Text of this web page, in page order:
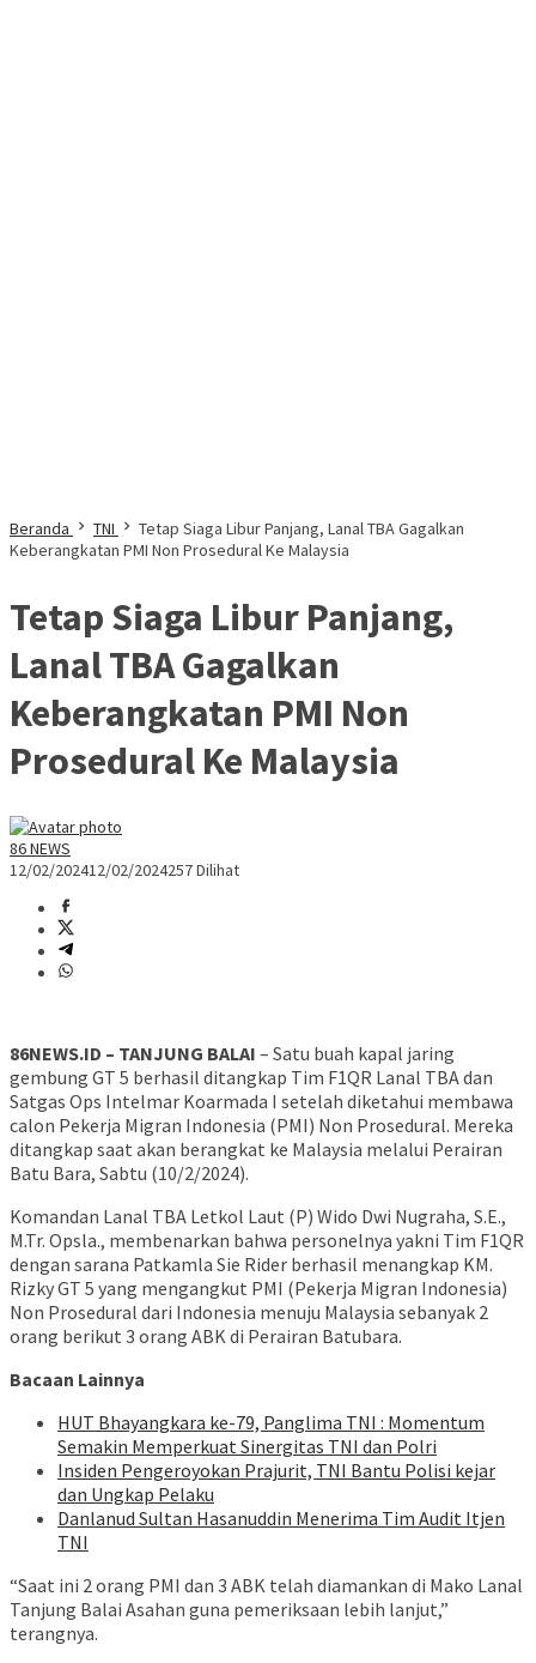
Beranda TNI
Tetap Siaga Libur Panjang, Lanal TBA Gagalkan
Keberangkatan PMI Non Prosedural Ke Malaysia
Tetap Siaga Libur Panjang,
Lanal TBA Gagalkan
Keberangkatan PMI Non
Prosedural Ke Malaysia
86 NEWS
12/02/202412/02/2024257 Dilihat
86NEWS.ID – TANJUNG BALAI – Satu buah kapal jaring
gembung GT 5 berhasil ditangkap Tim F1QR Lanal TBA dan
Satgas Ops Intelmar Koarmada I setelah diketahui membawa
calon Pekerja Migran Indonesia (PMI) Non Prosedural. Mereka
ditangkap saat akan berangkat ke Malaysia melalui Perairan
Batu Bara, Sabtu (10/2/2024).
Komandan Lanal TBA Letkol Laut (P) Wido Dwi Nugraha, S.E.,
M.Tr. Opsla., membenarkan bahwa personelnya yakni Tim F1QR
dengan sarana Patkamla Sie Rider berhasil menangkap KM.
Rizky GT 5 yang mengangkut PMI (Pekerja Migran Indonesia)
Non Prosedural dari Indonesia menuju Malaysia sebanyak 2
orang berikut 3 orang ABK di Perairan Batubara.
Bacaan Lainnya
HUT Bhayangkara ke-79, Panglima TNI : Momentum
Semakin Memperkuat Sinergitas TNI dan Polri
Insiden Pengeroyokan Prajurit, TNI Bantu Polisi kejar
dan Ungkap Pelaku
Danlanud Sultan Hasanuddin Menerima Tim Audit Itjen
TNI
“Saat ini 2 orang PMI dan 3 ABK telah diamankan di Mako Lanal
Tanjung Balai Asahan guna pemeriksaan lebih lanjut,”
terangnya.